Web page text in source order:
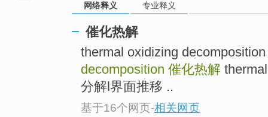
网络释义 专业释义
催化热解
thermal oxidizing
decomposition 催化热解
分解l界面推移 ..
基于16个网页-相关网页